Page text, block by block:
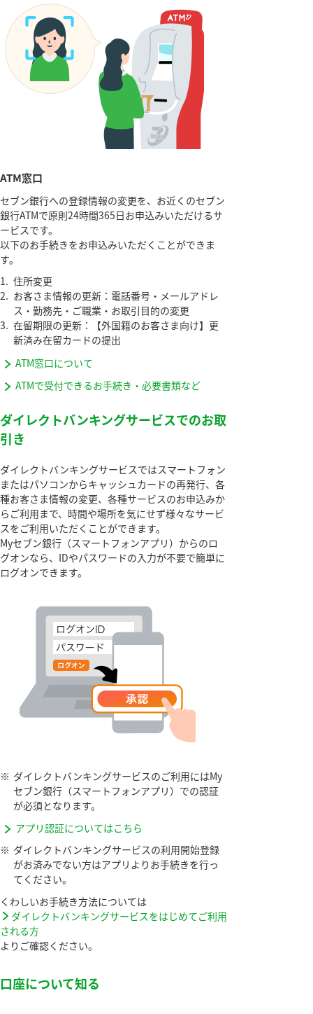
ATM窓口
セブン銀行への登録情報の変更を、お近くのセブン
銀行ATMで原則24時間365日お申込みいただけるサ
ービスです。
以下のお手続きをお申込みいただくことができま
す。
1. 住所変更
2. お客さま情報の更新：電話番号・メールアドレ
ス・勤務先・ご職業・お取引目的の変更
3. 在留期限の更新：【外国籍のお客さま向け】更
新済み在留カードの提出
ATM窓口について
ATMで受付できるお手続き・必要書類など
ダイレクトバンキングサービスでのお取
引き
ダイレクトバンキングサービスではスマートフォン
またはパソコンからキャッシュカードの再発行、各
種お客さま情報の変更、各種サービスのお申込みか
らご利用まで、時間や場所を気にせず様々なサービ
スをご利用いただくことができます。
Myセブン銀行（スマートフォンアプリ）からのロ
グオンなら、IDやパスワードの入力が不要で簡単に
ログオンできます。
※ ダイレクトバンキングサービスのご利用にはMy
セブン銀行（スマートフォンアプリ）での認証
が必須となります。
アプリ認証についてはこちら
※ ダイレクトバンキングサービスの利用開始登録
がお済みでない方はアプリよりお手続きを行っ
てください。
くわしいお手続き方法については
ダイレクトバンキングサービスをはじめてご利用
される方
よりご確認ください。
口座について知る